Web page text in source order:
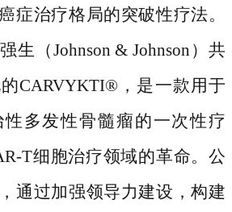
症治疗格局的突破性疗法。
生（Johnson & Johnson）共
CARVYKTI® ，是一款用于
多发性骨髓瘤的一次性疗
T细胞治疗领域的革命。公
通过加强领导力建设，构建